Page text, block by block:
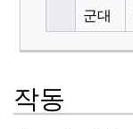
군대
작동